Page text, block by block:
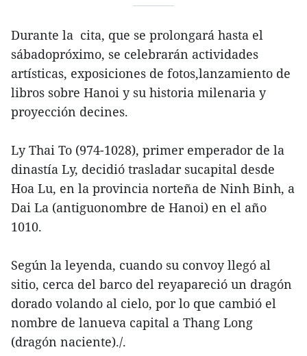
Durante la cita, que se prolongará hasta el
sábadopróximo, se celebrarán actividades
artísticas, exposiciones de fotos,lanzamiento de
libros sobre Hanoi y su historia milenaria y
proyección decines.
Ly Thai To (974-1028), primer emperador de la
dinastía Ly, decidió trasladar sucapital desde
Hoa Lu, en la provincia norteña de Ninh Binh, a
Dai La (antiguonombre de Hanoi) en el año
1010.
Según la leyenda, cuando su convoy llegó al
sitio, cerca del barco del reyapareció un dragón
dorado volando al cielo, por lo que cambió el
nombre de lanueva capital a Thang Long
(dragón naciente)./.